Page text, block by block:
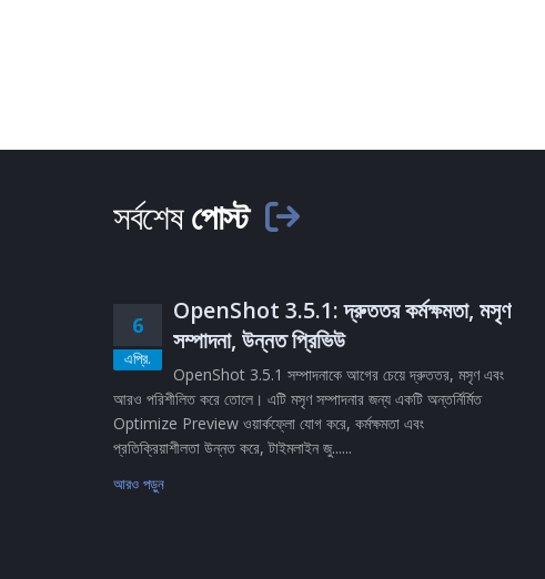
সর্বশেষপোস্ট
6
এপ্রি.
OpenShot 3.5.1: দ্রুততর কর্মক্ষমতা, মসৃণ
সম্পাদনা, উন্নত প্রিভিউ
OpenShot 3.5.1 সম্পাদনাকে আগের চেয়ে দ্রুততর, মসৃণ এবং
আরও পরিশীলিত করে তোলে। এটি মসৃণ সম্পাদনার জন্য একটি অন্তর্নির্মিত
Optimize Preview ওয়ার্কফ্লো যোগ করে, কর্মক্ষমতা এবং
প্রতিক্রিয়াশীলতা উন্নত করে, টাইমলাইন জু......
আরও পড়ুন